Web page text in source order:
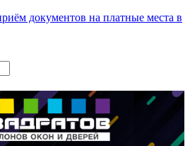
документов на платные места в